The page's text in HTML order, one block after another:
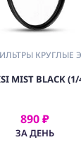
КРУГЛЫЕ
MIST BLACK
890 ₽
ЗА ДЕНЬ
АРЕНДОВАТЬ